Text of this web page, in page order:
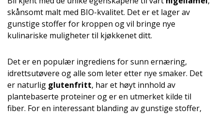
skånsomt malt med BIO-kvalitet. Det er et lager av
gunstige stoffer for kroppen og vil bringe nye
kulinariske muligheter til kjøkkenet ditt.
Det er en populær ingrediens for sunn ernæring,
idrettsutøvere og alle som leter etter nye smaker. Det
er naturlig glutenfritt, har et høyt innhold av
plantebaserte proteiner og er en utmerket kilde til
fiber. For en interessant blanding av gunstige stoffer,